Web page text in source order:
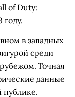
of Duty:
в западных
среди
Точная
данные
публике.